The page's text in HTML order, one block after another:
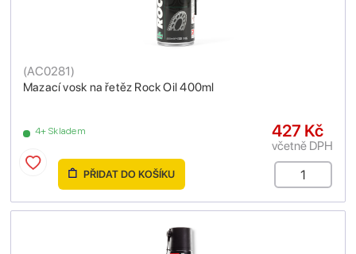
Mazací vosk na řetěz Rock Oil 400ml
(AC0281)
4+ Skladem 427 Kč
včetně DPH
PŘIDAT DO KOŠÍKU